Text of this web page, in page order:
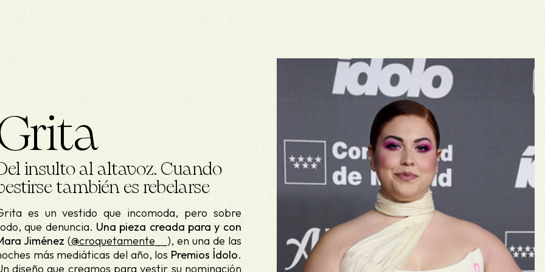
insulto al altavoz. Cuando
también es rebelarse
es un vestido que incomoda, pero sobre
que denuncia. Una pieza creada para y con
Jiménez (@croquetamente__ ), en una de las
más mediáticas del año, los Premios Ídolo.
diseño que creamos para vestir su nominación